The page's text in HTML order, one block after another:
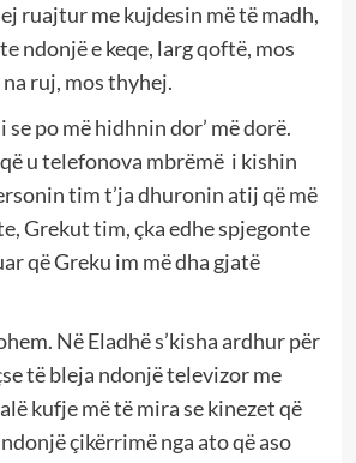
ruajtur me kujdesin më të madh,
ndonjë e keqe, larg qoftë, mos
ruj, mos thyhej.
po më hidhnin dor’ më dorë.
u telefonova mbrëmë i kishin
tim t’ja dhuronin atij që më
Grekut tim, çka edhe spjegonte
që Greku im më dha gjatë
Në Eladhë s’kisha ardhur për
të bleja ndonjë televizor me
kufje më të mira se kinezet që
çikërrimë nga ato që aso